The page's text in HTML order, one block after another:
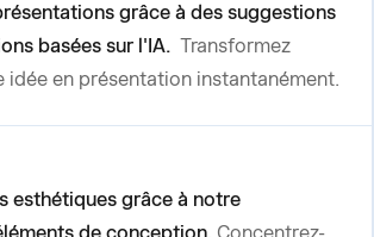
grâce à des suggestions
basées sur l'IA. Transformez
idée en présentation instantanément.
esthétiques grâce à notre